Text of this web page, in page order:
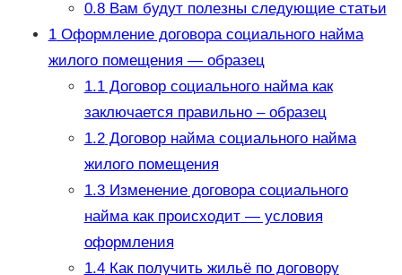
0.8Вам будут полезны следующие статьи
1Оформление договора социального найма
жилого помещения — образец
1.1Договор социального найма как
заключается правильно – образец
1.2Договор найма социального найма
жилого помещения
1.3Изменение договора социального
найма как происходит — условия
оформления
1.4Как получить жильё по договору